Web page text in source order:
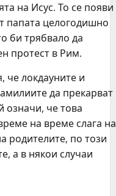
на Исус. То се появи
папата целогодишно
би трябвало да
протест в Рим.
че локдауните и
да прекарват
означи, че това
на време слага на
родителите, по този
а в някои случаи